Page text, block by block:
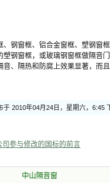
、钢窗框、铝合金窗框、塑钢窗
塑钢窗框，或玻璃钢窗框做隔音
音、隔热和防腐上效果显著，而
于 2010年04月24日，星期六，6:45
司参与修改的国标的前言
中山隔音窗